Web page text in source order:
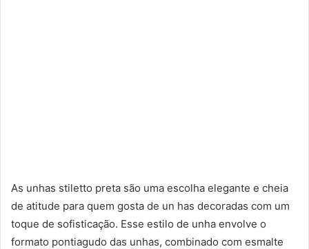
As unhas stiletto preta são uma escolha elegante e cheia
de atitude para quem gosta de un has decoradas com um
toque de sofisticação. Esse estilo de unha envolve o
formato pontiagudo das unhas, combinado com esmalte